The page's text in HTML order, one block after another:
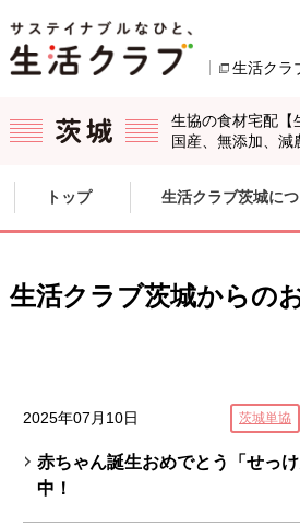
生活クラ
生協の食材宅配【
国産、無添加、減
ューです。
キップする
トップ 生活クラブ茨城に
生活クラブ茨城からの
2025年07月10日 茨城単協
赤ちゃん誕生おめでとう「せっ
中！